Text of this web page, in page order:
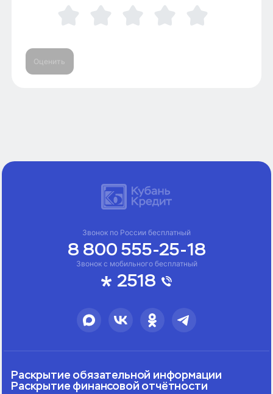
Оценить
Звонок с мобильного бесплатный
2518
Звонок по России бесплатный
8 800 555-25-18
Раскрытие обязательной информации
Раскрытие финансовой отчётности